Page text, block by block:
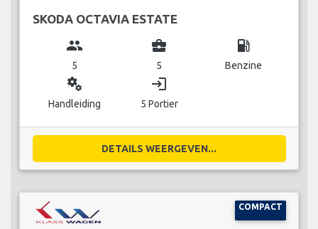
SKODA OCTAVIA ESTATE
group
5
business_center
5
local_gas_station
Benzine
miscellaneous_services
Handleiding
login
5 Portier
DETAILS WEERGEVEN...
COMPACT